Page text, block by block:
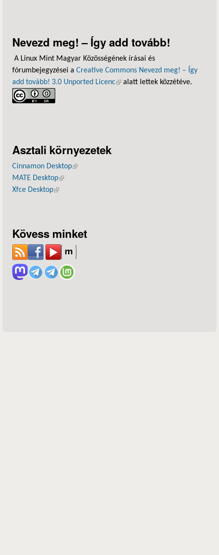
Nevezd meg! – Így add tovább!
A Linux Mint Magyar Közösségének írásai és
fórumbejegyzései a Creative Commons Nevezd meg! – Így
add tovább! 3.0 Unported Licenc(külső hivatkozás)
alatt lettek közzétéve.
Asztali környezetek
Cinnamon Desktop(külső hivatkozás)
MATE Desktop(külső hivatkozás)
Xfce Desktop(külső hivatkozás)
Kövess minket